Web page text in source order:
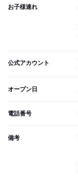
お子様連れ
公式アカウント
オープン日
電話番号
備考